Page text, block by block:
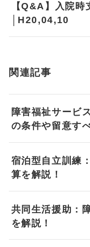
【Q&A】入院時
│H20,04,10
関連記事
障害福祉サービ
の条件や留意す
宿泊型自立訓練
算を解説！
共同生活援助：
を解説！